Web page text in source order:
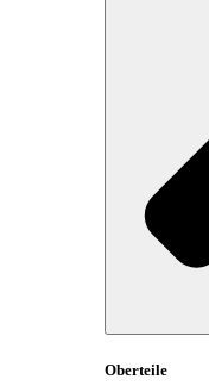
Oberteile